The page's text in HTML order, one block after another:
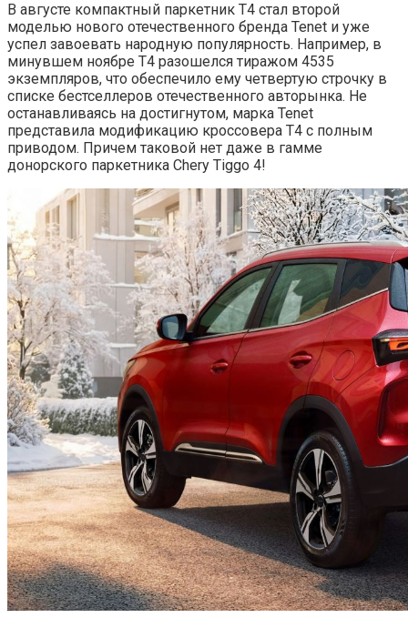
В августе компактный паркетник T4 стал второй
моделью нового отечественного бренда Tenet и уже
успел завоевать народную популярность. Например, в
минувшем ноябре T4 разошелся тиражом 4535
экземпляров, что обеспечило ему четвертую строчку в
списке бестселлеров отечественного авторынка. Не
останавливаясь на достигнутом, марка Tenet
представила модификацию кроссовера T4 с полным
приводом. Причем таковой нет даже в гамме
донорского паркетника Chery Tiggo 4!